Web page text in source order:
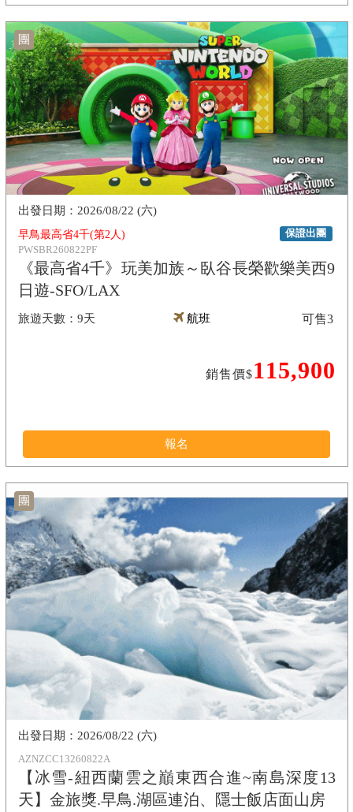
團
早鳥最高省4千(第2人)
PWSBR260822PF
《最高省4千》玩美加族～臥谷長榮歡樂美西9
日遊-SFO/LAX
保證出團
9天
2026/08/22 (六)
航班
銷售價$115,900
可售3
報名
團
AZNZCC13260822A
【冰雪-紐西蘭雲之巔東西合進~南島深度13
天】金旅獎.早鳥.湖區連泊、隱士飯店面山房
2026/08/22 (六)